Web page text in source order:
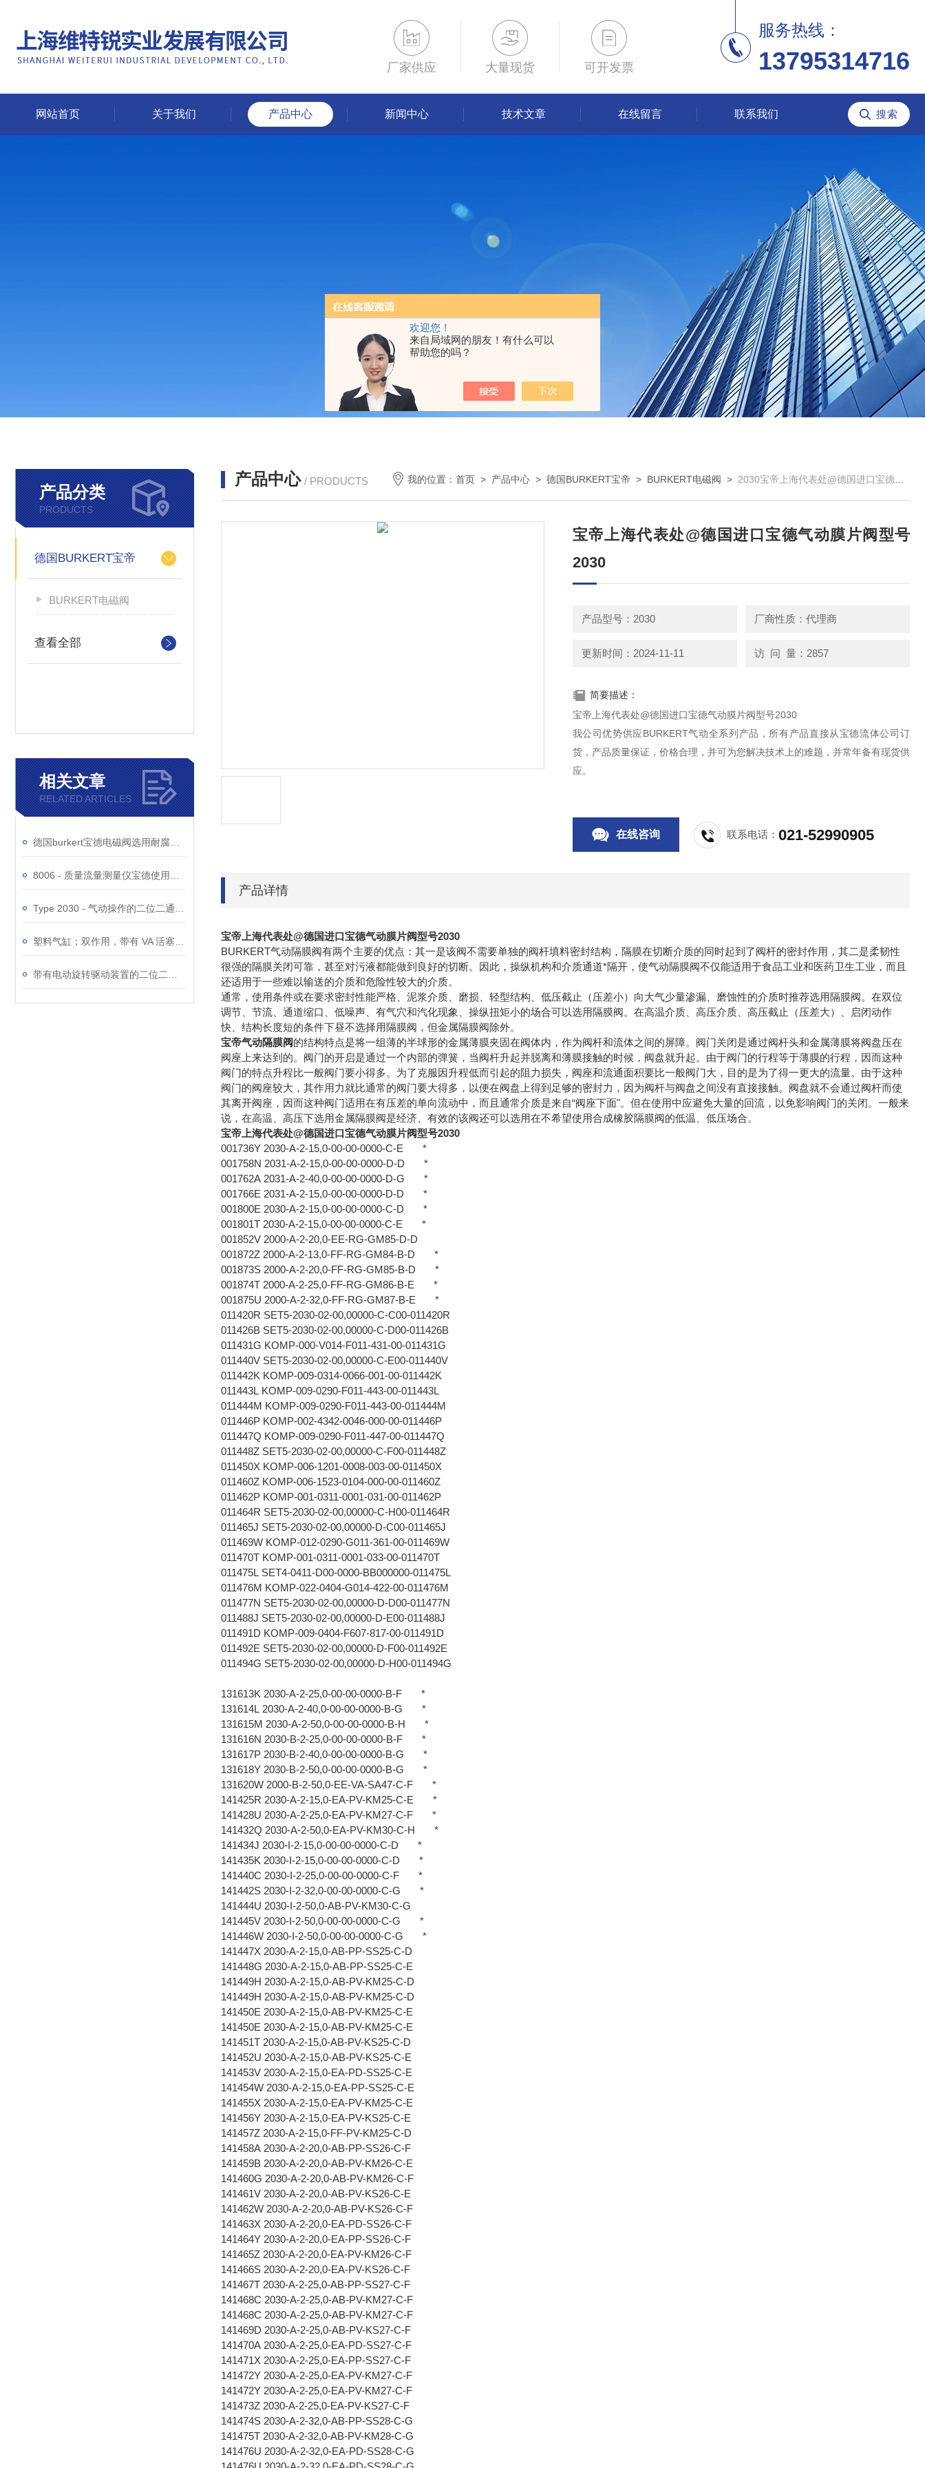
欢迎您！
来自局域网的朋友！有什么可以
帮助您的吗？
厂家供应 大量现货 可开发票
服务热线：
13795314716
网站首页 关于我们 产品中心 新闻中心 技术文章 在线留言 联系我们
产品分类
PRODUCTS
德国BURKERT宝帝
BURKERT电磁阀
查看全部
相关文章
RELATED ARTICLES
产品中心 / PRODUCTS 我的位置：首页 > 产品中心 >德国BURKERT宝帝 > BURKERT电磁阀 > 2030宝帝上海代表处@德国进口宝德气动膜片阀型号2030
宝帝上海代表处@德国进口宝德气动膜片阀型号
2030
产品型号：2030 厂商性质：代理商
更新时间：2024-11-11 访 问 量：2857
简要描述：
宝帝上海代表处@德国进口宝德气动膜片阀型号2030
我公司优势供应BURKERT气动全系列产品，所有产品直接从宝德流体公司订
货，产品质量保证，价格合理，并可为您解决技术上的难题，并常年备有现货供
应。
在线咨询 联系电话：021-52990905
产品详情
宝帝上海代表处@德国进口宝德气动膜片阀型号2030
BURKERT气动隔膜阀有两个主要的优点：其一是该阀不需要单独的阀杆填料密封结构，隔膜在切断介质的同时起到了阀杆的密封作用，其二是柔韧性
很强的隔膜关闭可靠，甚至对污液都能做到良好的切断。因此，操纵机构和介质通道*隔开，使气动隔膜阀不仅能适用于食品工业和医药卫生工业，而且
还适用于一些难以输送的介质和危险性较大的介质。
通常，使用条件或在要求密封性能严格、泥浆介质、磨损、轻型结构、低压截止（压差小）向大气少量渗漏、磨蚀性的介质时推荐选用隔膜阀。在双位
调节、节流、通道缩口、低噪声、有气穴和汽化现象、操纵扭矩小的场合可以选用隔膜阀。在高温介质、高压介质、高压截止（压差大）、启闭动作
快、结构长度短的条件下昼不选择用隔膜阀，但金属隔膜阀除外。
宝帝气动隔膜阀的结构特点是将一组薄的半球形的金属薄膜夹固在阀体内，作为阀杆和流体之间的屏障。阀门关闭是通过阀杆头和金属薄膜将阀盘压在
阀座上来达到的。阀门的开启是通过一个内部的弹簧，当阀杆升起并脱离和薄膜接触的时候，阀盘就升起。由于阀门的行程等于薄膜的行程，因而这种
阀门的特点升程比一般阀门要小得多。为了克服因升程低而引起的阻力损失，阀座和流通面积要比一般阀门大，目的是为了得一更大的流量。由于这种
阀门的阀座较大，其作用力就比通常的阀门要大得多，以便在阀盘上得到足够的密封力，因为阀杆与阀盘之间没有直接接触。阀盘就不会通过阀杆而使
其离开阀座，因而这种阀门适用在有压差的单向流动中，而且通常介质是来自“阀座下面"。但在使用中应避免大量的回流，以免影响阀门的关闭。一般来
说，在高温、高压下选用金属隔膜阀是经济、有效的该阀还可以选用在不希望使用合成橡胶隔膜阀的低温、低压场合。
宝帝上海代表处@德国进口宝德气动膜片阀型号2030
001736Y 2030-A-2-15,0-00-00-0000-C-E *
001758N 2031-A-2-15,0-00-00-0000-D-D *
001762A 2031-A-2-40,0-00-00-0000-D-G *
001766E 2031-A-2-15,0-00-00-0000-D-D *
001800E 2030-A-2-15,0-00-00-0000-C-D *
001801T 2030-A-2-15,0-00-00-0000-C-E *
001852V 2000-A-2-20,0-EE-RG-GM85-D-D
001872Z 2000-A-2-13,0-FF-RG-GM84-B-D *
001873S 2000-A-2-20,0-FF-RG-GM85-B-D *
001874T 2000-A-2-25,0-FF-RG-GM86-B-E *
001875U 2000-A-2-32,0-FF-RG-GM87-B-E *
011420R SET5-2030-02-00,00000-C-C00-011420R
011426B SET5-2030-02-00,00000-C-D00-011426B
011431G KOMP-000-V014-F011-431-00-011431G
011440V SET5-2030-02-00,00000-C-E00-011440V
011442K KOMP-009-0314-0066-001-00-011442K
011443L KOMP-009-0290-F011-443-00-011443L
011444M KOMP-009-0290-F011-443-00-011444M
011446P KOMP-002-4342-0046-000-00-011446P
011447Q KOMP-009-0290-F011-447-00-011447Q
011448Z SET5-2030-02-00,00000-C-F00-011448Z
011450X KOMP-006-1201-0008-003-00-011450X
011460Z KOMP-006-1523-0104-000-00-011460Z
011462P KOMP-001-0311-0001-031-00-011462P
011464R SET5-2030-02-00,00000-C-H00-011464R
011465J SET5-2030-02-00,00000-D-C00-011465J
011469W KOMP-012-0290-G011-361-00-011469W
011470T KOMP-001-0311-0001-033-00-011470T
011475L SET4-0411-D00-0000-BB000000-011475L
011476M KOMP-022-0404-G014-422-00-011476M
011477N SET5-2030-02-00,00000-D-D00-011477N
011488J SET5-2030-02-00,00000-D-E00-011488J
011491D KOMP-009-0404-F607-817-00-011491D
011492E SET5-2030-02-00,00000-D-F00-011492E
011494G SET5-2030-02-00,00000-D-H00-011494G
131613K 2030-A-2-25,0-00-00-0000-B-F *
131614L 2030-A-2-40,0-00-00-0000-B-G *
131615M 2030-A-2-50,0-00-00-0000-B-H *
131616N 2030-B-2-25,0-00-00-0000-B-F *
131617P 2030-B-2-40,0-00-00-0000-B-G *
131618Y 2030-B-2-50,0-00-00-0000-B-G *
131620W 2000-B-2-50,0-EE-VA-SA47-C-F *
141425R 2030-A-2-15,0-EA-PV-KM25-C-E *
141428U 2030-A-2-25,0-EA-PV-KM27-C-F *
141432Q 2030-A-2-50,0-EA-PV-KM30-C-H *
141434J 2030-I-2-15,0-00-00-0000-C-D *
141435K 2030-I-2-15,0-00-00-0000-C-D *
141440C 2030-I-2-25,0-00-00-0000-C-F *
141442S 2030-I-2-32,0-00-00-0000-C-G *
141444U 2030-I-2-50,0-AB-PV-KM30-C-G
141445V 2030-I-2-50,0-00-00-0000-C-G *
141446W 2030-I-2-50,0-00-00-0000-C-G *
141447X 2030-A-2-15,0-AB-PP-SS25-C-D
141448G 2030-A-2-15,0-AB-PP-SS25-C-E
141449H 2030-A-2-15,0-AB-PV-KM25-C-D
141449H 2030-A-2-15,0-AB-PV-KM25-C-D
141450E 2030-A-2-15,0-AB-PV-KM25-C-E
141450E 2030-A-2-15,0-AB-PV-KM25-C-E
141451T 2030-A-2-15,0-AB-PV-KS25-C-D
141452U 2030-A-2-15,0-AB-PV-KS25-C-E
141453V 2030-A-2-15,0-EA-PD-SS25-C-E
141454W 2030-A-2-15,0-EA-PP-SS25-C-E
141455X 2030-A-2-15,0-EA-PV-KM25-C-E
141456Y 2030-A-2-15,0-EA-PV-KS25-C-E
141457Z 2030-A-2-15,0-FF-PV-KM25-C-D
141458A 2030-A-2-20,0-AB-PP-SS26-C-F
141459B 2030-A-2-20,0-AB-PV-KM26-C-E
141460G 2030-A-2-20,0-AB-PV-KM26-C-F
141461V 2030-A-2-20,0-AB-PV-KS26-C-E
141462W 2030-A-2-20,0-AB-PV-KS26-C-F
141463X 2030-A-2-20,0-EA-PD-SS26-C-F
141464Y 2030-A-2-20,0-EA-PP-SS26-C-F
141465Z 2030-A-2-20,0-EA-PV-KM26-C-F
141466S 2030-A-2-20,0-EA-PV-KS26-C-F
141467T 2030-A-2-25,0-AB-PP-SS27-C-F
141468C 2030-A-2-25,0-AB-PV-KM27-C-F
141468C 2030-A-2-25,0-AB-PV-KM27-C-F
141469D 2030-A-2-25,0-AB-PV-KS27-C-F
141470A 2030-A-2-25,0-EA-PD-SS27-C-F
141471X 2030-A-2-25,0-EA-PP-SS27-C-F
141472Y 2030-A-2-25,0-EA-PV-KM27-C-F
141472Y 2030-A-2-25,0-EA-PV-KM27-C-F
141473Z 2030-A-2-25,0-EA-PV-KS27-C-F
141474S 2030-A-2-32,0-AB-PP-SS28-C-G
141475T 2030-A-2-32,0-AB-PV-KM28-C-G
141476U 2030-A-2-32,0-EA-PD-SS28-C-G